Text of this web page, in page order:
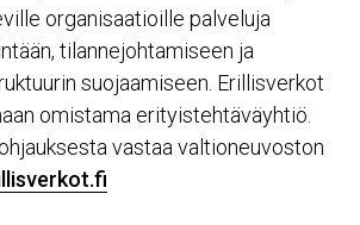
organisaatioille palveluja
tilannejohtamiseen ja
suojaamiseen. Erillisverkot
omistama erityistehtäväyhtiö.
vastaa valtioneuvoston